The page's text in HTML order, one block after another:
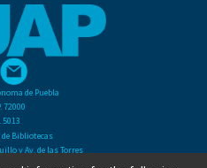
de Puebla
72000
5013
de Bibliotecas
y Av. de las Torres
Col. San Manuel